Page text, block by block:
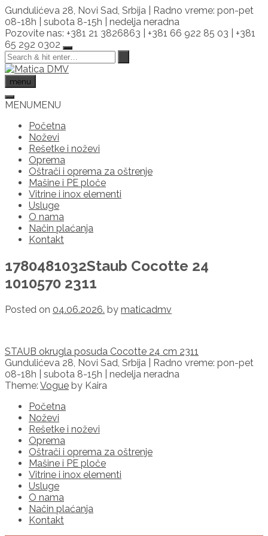
Skip
to
content
Gundulićeva 28, Novi Sad, Srbija | Radno vreme: pon-pet
08-18h | subota 8-15h | nedelja neradna
Pozovite nas: +381 21 3826863 | +381 66 922 85 03 | +381
65 292 0302
menu
MENUMENU
Početna
Noževi
Rešetke i noževi
Oprema
Oštrači i oprema za oštrenje
Mašine i PE ploče
Vitrine i inox elementi
Usluge
O nama
Način plaćanja
Kontakt
1780481032Staub Cocotte 24
1010570 2311
Posted on 04.06.2026. by maticadmv
Post
navigation
STAUB okrugla posuda Cocotte 24 cm 2311
Gundulićeva 28, Novi Sad, Srbija | Radno vreme: pon-pet
08-18h | subota 8-15h | nedelja neradna
Theme: Vogue by Kaira
Početna
Noževi
Rešetke i noževi
Oprema
Oštrači i oprema za oštrenje
Mašine i PE ploče
Vitrine i inox elementi
Usluge
O nama
Način plaćanja
Kontakt